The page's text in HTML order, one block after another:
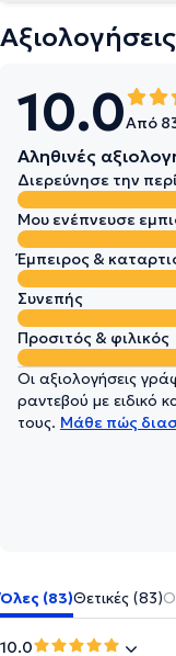
10.0Από
Αληθινές
Διερεύνησε την
Μου ενέπνευσε
Έμπειρος &
Συνεπής
Προσιτός & φιλικός
Οι αξιολογήσεις
ραντεβού με ειδικό
τους. Μάθε πώς
Όλες (83)Θετικές (83)
10.0